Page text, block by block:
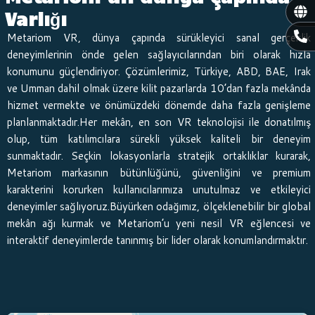
Varlığı
Metariom VR, dünya çapında sürükleyici sanal gerçeklik
deneyimlerinin önde gelen sağlayıcılarından biri olarak hızla
konumunu güçlendiriyor. Çözümlerimiz, Türkiye, ABD, BAE, Irak
ve Umman dahil olmak üzere kilit pazarlarda 10’dan fazla mekânda
hizmet vermekte ve önümüzdeki dönemde daha fazla genişleme
planlanmaktadır.Her mekân, en son VR teknolojisi ile donatılmış
olup, tüm katılımcılara sürekli yüksek kaliteli bir deneyim
sunmaktadır. Seçkin lokasyonlarla stratejik ortaklıklar kurarak,
Metariom markasının bütünlüğünü, güvenliğini ve premium
karakterini korurken kullanıcılarımıza unutulmaz ve etkileyici
deneyimler sağlıyoruz.Büyürken odağımız, ölçeklenebilir bir global
mekân ağı kurmak ve Metariom’u yeni nesil VR eğlencesi ve
interaktif deneyimlerde tanınmış bir lider olarak konumlandırmaktır.
P
h
o
n
e
-
a
l
t